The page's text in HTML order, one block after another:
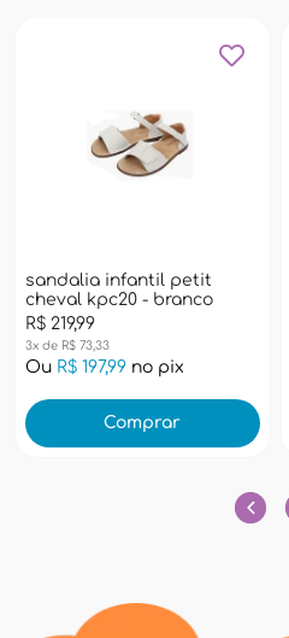
sandalia infantil petit
cheval kpc20 - branco
R$ 219,99
3x de R$ 73,33
Ou R$ 197,99 no pix
Comprar